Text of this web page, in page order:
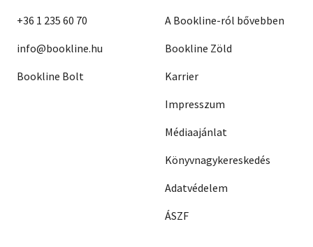
+36 1 235 60 70
info@bookline.hu
Bookline Bolt
A Bookline-ról bővebben
Bookline Zöld
Karrier
Impresszum
Médiaajánlat
Könyvnagykereskedés
Adatvédelem
ÁSZF